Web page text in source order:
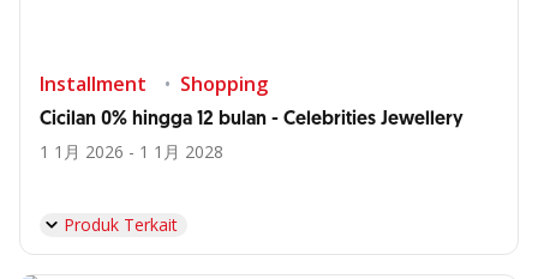
Installment Shopping
Cicilan 0% hingga 12 bulan - Celebrities Jewellery
1 1月 2026 - 1 1月 2028
Produk Terkait